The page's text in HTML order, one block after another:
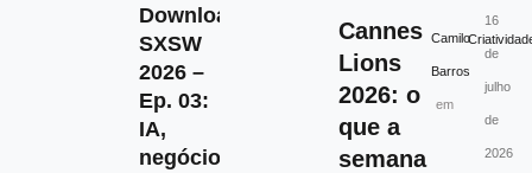
Download
SXSW
2026 –
Ep. 03:
IA,
negócios
Cannes
Lions
2026: o
que a
semana
Camilo
Barros
em
16
de
julho
de
2026